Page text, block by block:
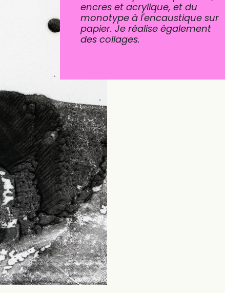
encres et acrylique, et du
monotype à l'encaustique sur
papier. Je réalise également
des collages.